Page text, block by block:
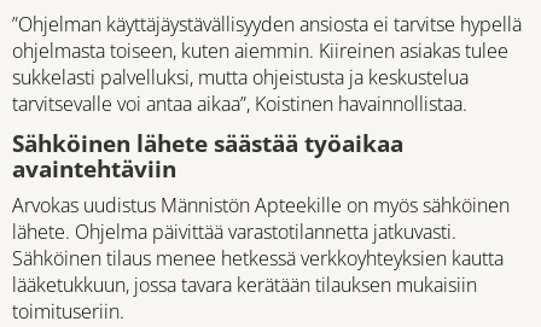
”Ohjelman käyttäjäystävällisyyden ansiosta ei tarvitse hypellä
ohjelmasta toiseen, kuten aiemmin. Kiireinen asiakas tulee
sukkelasti palvelluksi, mutta ohjeistusta ja keskustelua
tarvitsevalle voi antaa aikaa”, Koistinen havainnollistaa.
Sähköinen lähete säästää työaikaa
avaintehtäviin
Arvokas uudistus Männistön Apteekille on myös sähköinen
lähete. Ohjelma päivittää varastotilannetta jatkuvasti.
Sähköinen tilaus menee hetkessä verkkoyhteyksien kautta
lääketukkuun, jossa tavara kerätään tilauksen mukaisiin
toimituseriin.